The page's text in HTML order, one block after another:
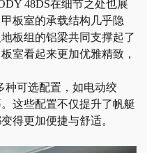
48DS在细节之处也展
板室的承载结构几乎隐
板组的铝梁共同支撑起了
室看起来更加优雅精致，
种可选配置，如电动绞
这些配置不仅提升了帆艇
得更加便捷与舒适。